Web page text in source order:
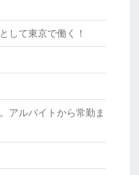
して東京で働く！
アルバイトから常勤ま